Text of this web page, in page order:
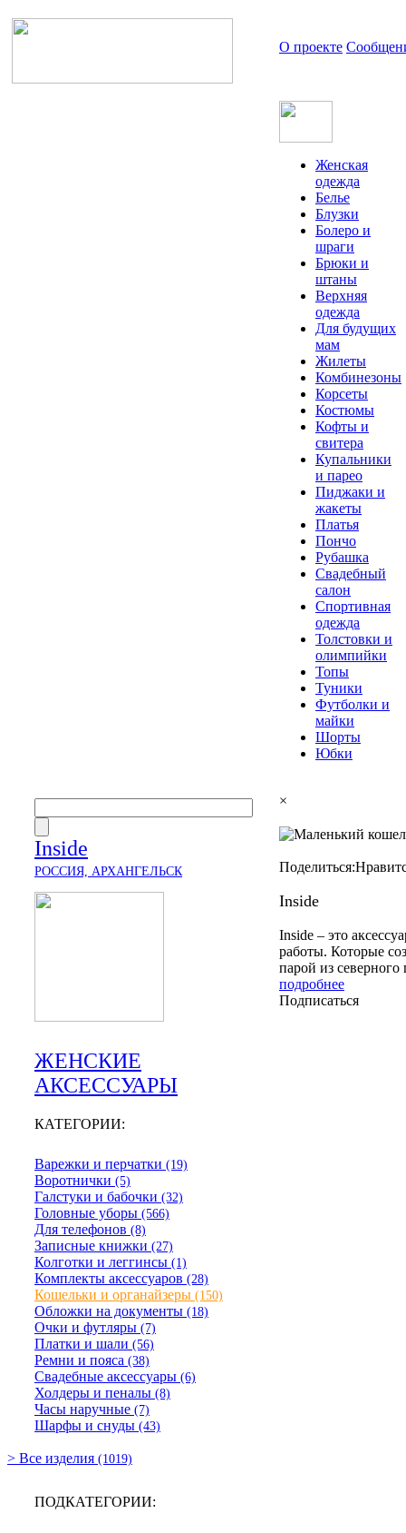
О проекте
Женская
одежда
Белье
Блузки
Болеро и
шраги
Брюки и
штаны
Верхняя
одежда
Для будущих
мам
Жилеты
Комбинезоны
Корсеты
Костюмы
Кофты и
свитера
Купальники
и парео
Пиджаки и
жакеты
Платья
Пончо
Рубашка
Свадебный
салон
Спортивная
одежда
Толстовки и
олимпийки
Топы
Туники
Футболки и
майки
Шорты
Юбки
Inside
РОССИЯ, АРХАНГЕЛЬСК
ЖЕНСКИЕ
АКСЕССУАРЫ
КАТЕГОРИИ:
Варежки и перчатки (19)
Воротнички (5)
Галстуки и бабочки (32)
Головные уборы (566)
Для телефонов (8)
Записные книжки (27)
Колготки и леггинсы (1)
Комплекты аксессуаров (28)
Кошельки и органайзеры (150)
Обложки на документы (18)
Очки и футляры (7)
Платки и шали (56)
Ремни и пояса (38)
Свадебные аксессуары (6)
Холдеры и пеналы (8)
Часы наручные (7)
Шарфы и снуды (43)
> Все изделия (1019)
ПОДКАТЕГОРИИ:
×
Поделиться:
Inside
Inside – это
работы. Которые
парой из северного
подробнее
Подписаться